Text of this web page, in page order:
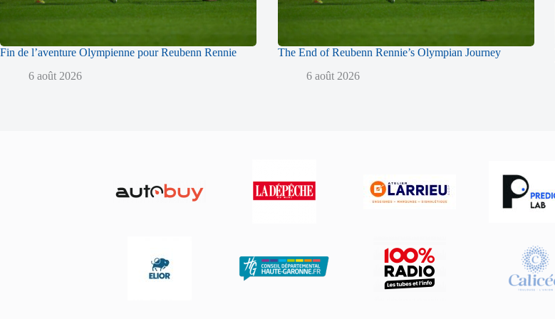
Fin de l’aventure Olympienne pour Reubenn Rennie
6 août 2026
The End of Reubenn Rennie’s Olympian Journey
6 août 2026